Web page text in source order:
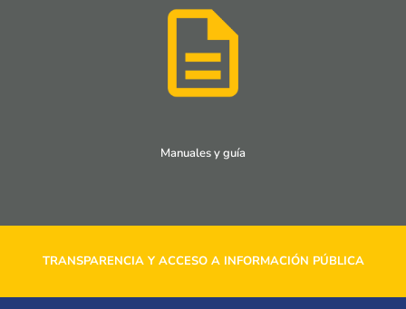
Manuales y guía
TRANSPARENCIA Y ACCESO A INFORMACIÓN PÚBLICA